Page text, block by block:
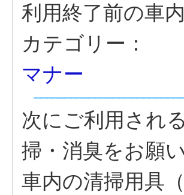
利用終了前の車
カテゴリー：
マナー
次にご利用され
掃・消臭をお願
車内の清掃用具